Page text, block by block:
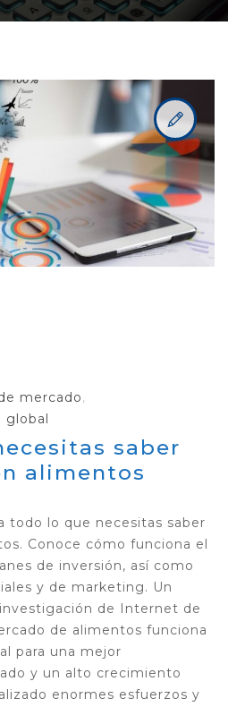
mercado,
global
saber
alimentos
todo lo que necesitas saber
Conoce cómo funciona el
de inversión, así como
y de marketing. Un
de Internet de
de alimentos funciona
para una mejor
y un alto crecimiento
enormes esfuerzos y